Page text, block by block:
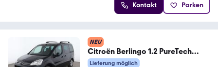
Kontakt Parken
NEU
Citroën Berlingo 1.2 PureTech
Shine
Lieferung möglich